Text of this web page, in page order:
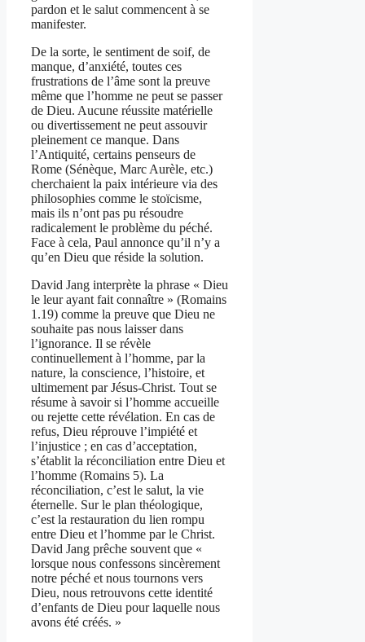
pardon et le salut commencent à se
manifester.
De la sorte, le sentiment de soif, de
manque, d’anxiété, toutes ces
frustrations de l’âme sont la preuve
même que l’homme ne peut se passer
de Dieu. Aucune réussite matérielle
ou divertissement ne peut assouvir
pleinement ce manque. Dans
l’Antiquité, certains penseurs de
Rome (Sénèque, Marc Aurèle, etc.)
cherchaient la paix intérieure via des
philosophies comme le stoïcisme,
mais ils n’ont pas pu résoudre
radicalement le problème du péché.
Face à cela, Paul annonce qu’il n’y a
qu’en Dieu que réside la solution.
David Jang interprète la phrase « Dieu
le leur ayant fait connaître » (Romains
1.19) comme la preuve que Dieu ne
souhaite pas nous laisser dans
l’ignorance. Il se révèle
continuellement à l’homme, par la
nature, la conscience, l’histoire, et
ultimement par Jésus-Christ. Tout se
résume à savoir si l’homme accueille
ou rejette cette révélation. En cas de
refus, Dieu réprouve l’impiété et
l’injustice ; en cas d’acceptation,
s’établit la réconciliation entre Dieu et
l’homme (Romains 5). La
réconciliation, c’est le salut, la vie
éternelle. Sur le plan théologique,
c’est la restauration du lien rompu
entre Dieu et l’homme par le Christ.
David Jang prêche souvent que «
lorsque nous confessons sincèrement
notre péché et nous tournons vers
Dieu, nous retrouvons cette identité
d’enfants de Dieu pour laquelle nous
avons été créés. »